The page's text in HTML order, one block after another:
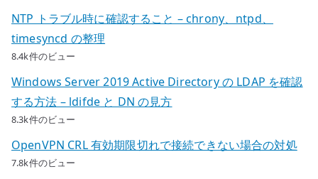
NTP トラブル時に確認すること – chrony、ntpd、
timesyncd の整理
8.4k件のビュー
Windows Server 2019 Active Directory の LDAP を確認
する方法 – ldifde と DN の見方
8.3k件のビュー
OpenVPN CRL 有効期限切れで接続できない場合の対処
7.8k件のビュー